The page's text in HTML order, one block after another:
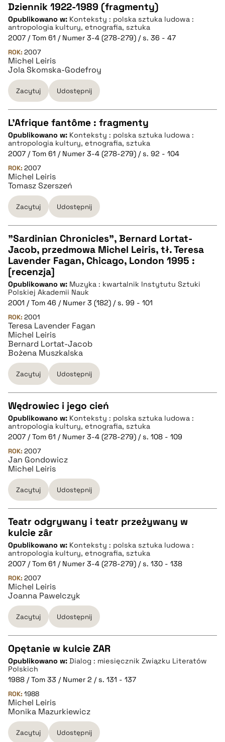
CZYSTY TEKST
pobierz cytat
BIBTEX
Dziennik 1922-1989 (fragmenty)
Opublikowano w: Konteksty : polska sztuka ludowa :
antropologia kultury, etnografia, sztuka
2007 / Tom 61 / Numer 3-4 (278-279) / s. 36 - 47
ROK: 2007
Michel Leiris
Jola Skomska-Godefroy
Zacytuj Udostępnij
CZYSTY TEKST
pobierz cytat
BIBTEX
L'Afrique fantôme : fragmenty
Opublikowano w: Konteksty : polska sztuka ludowa :
antropologia kultury, etnografia, sztuka
2007 / Tom 61 / Numer 3-4 (278-279) / s. 92 - 104
ROK: 2007
Michel Leiris
Tomasz Szerszeń
Zacytuj Udostępnij
CZYSTY TEKST
pobierz cytat
BIBTEX
pobierz cytat
"Sardinian Chronicles", Bernard Lortat-
Jacob, przedmowa Michel Leiris, tł. Teresa
Lavender Fagan, Chicago, London 1995 :
[recenzja]
Opublikowano w: Muzyka : kwartalnik Instytutu Sztuki
Polskiej Akademii Nauk
2001 / Tom 46 / Numer 3 (182) / s. 99 - 101
ROK: 2001
Teresa Lavender Fagan
Michel Leiris
Bernard Lortat-Jacob
Bożena Muszkalska
Zacytuj Udostępnij
CZYSTY TEKST
pobierz cytat
BIBTEX
Wędrowiec i jego cień
Opublikowano w: Konteksty : polska sztuka ludowa :
antropologia kultury, etnografia, sztuka
2007 / Tom 61 / Numer 3-4 (278-279) / s. 108 - 109
ROK: 2007
Jan Gondowicz
Michel Leiris
Zacytuj Udostępnij
CZYSTY TEKST
pobierz cytat
BIBTEX
pobierz cytat
Teatr odgrywany i teatr przeżywany w
kulcie zâr
Opublikowano w: Konteksty : polska sztuka ludowa :
antropologia kultury, etnografia, sztuka
2007 / Tom 61 / Numer 3-4 (278-279) / s. 130 - 138
ROK: 2007
Michel Leiris
Joanna Pawelczyk
Zacytuj Udostępnij
CZYSTY TEKST
pobierz cytat
BIBTEX
Opętanie w kulcie ZAR
Opublikowano w: Dialog : miesięcznik Związku Literatów
Polskich
1988 / Tom 33 / Numer 2 / s. 131 - 137
ROK: 1988
Michel Leiris
Monika Mazurkiewicz
Zacytuj Udostępnij